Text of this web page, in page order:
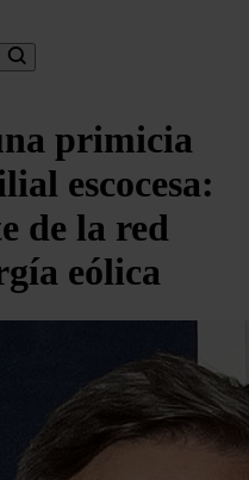
primicia
escocesa:
de la red
eólica